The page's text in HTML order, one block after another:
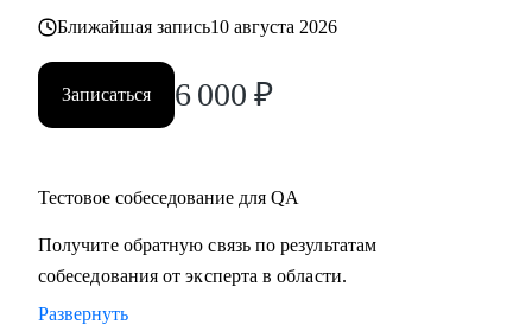
Ближайшая запись10 августа 2026
Записаться 6 000 ₽
Тестовое собеседование для QA
Получите обратную связь по результатам
собеседования от эксперта в области.
Развернуть